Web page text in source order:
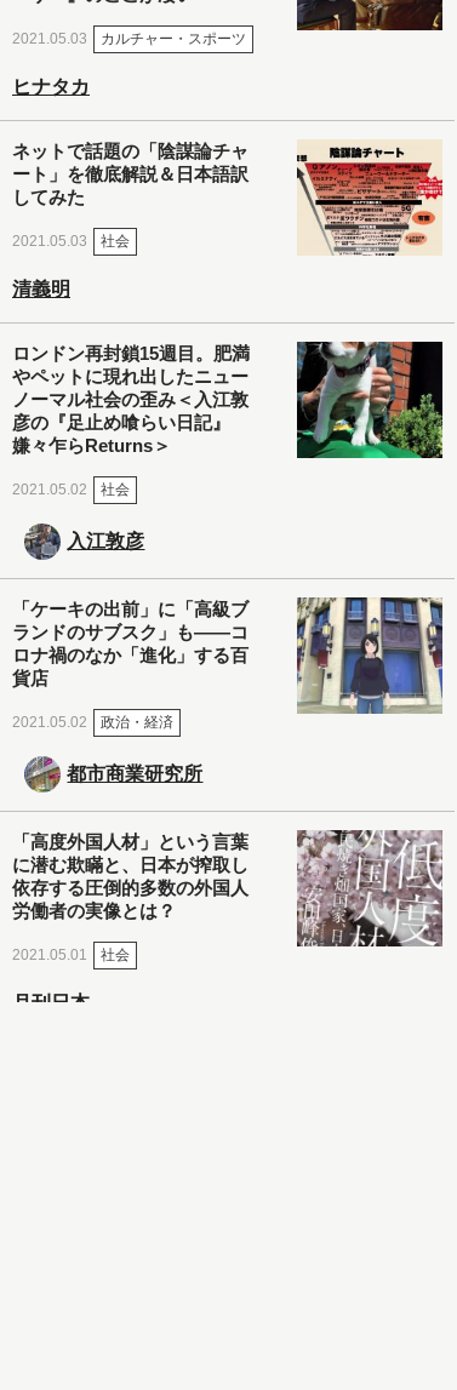
2021.05.03 カルチャー・スポーツ
ヒナタカ
ネットで話題の「陰謀論チャ
ート」を徹底解説＆日本語訳
してみた
2021.05.03 社会
清義明
ロンドン再封鎖15週目。肥満
やペットに現れ出したニュー
ノーマル社会の歪み＜入江敦
彦の『足止め喰らい日記』
嫌々乍らReturns＞
2021.05.02 社会
入江敦彦
「ケーキの出前」に「高級ブ
ランドのサブスク」も――コ
ロナ禍のなか「進化」する百
貨店
2021.05.02 政治・経済
都市商業研究所
「高度外国人材」という言葉
に潜む欺瞞と、日本が搾取し
依存する圧倒的多数の外国人
労働者の実像とは？
2021.05.01 社会
月刊日本